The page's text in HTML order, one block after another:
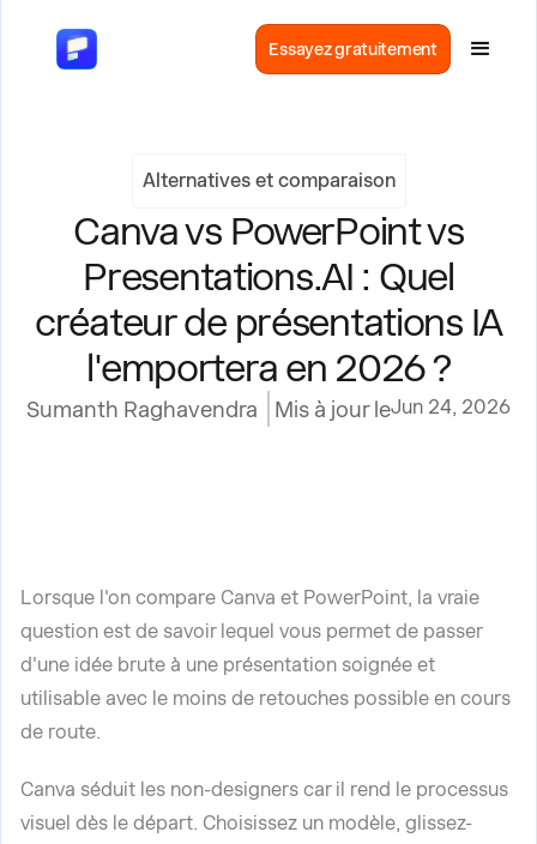
Essayez gratuitement
Alternatives et comparaison
Canva vs PowerPoint vs
Presentations.AI : Quel
créateur de présentations IA
l'emportera en 2026 ?
Sumanth Raghavendra Mis à jour leJun 24, 2026
Lorsque l'on compare Canva et PowerPoint, la vraie
question est de savoir lequel vous permet de passer
d'une idée brute à une présentation soignée et
utilisable avec le moins de retouches possible en cours
de route.
Canva séduit les non-designers car il rend le processus
visuel dès le départ. Choisissez un modèle, glissez-